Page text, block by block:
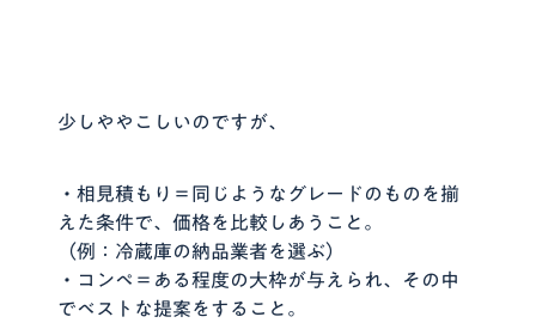
少しややこしいのですが、
・相見積もり＝同じようなグレードのものを揃
えた条件で、価格を比較しあうこと。
（例：冷蔵庫の納品業者を選ぶ）
・コンペ＝ある程度の大枠が与えられ、その中
でベストな提案をすること。